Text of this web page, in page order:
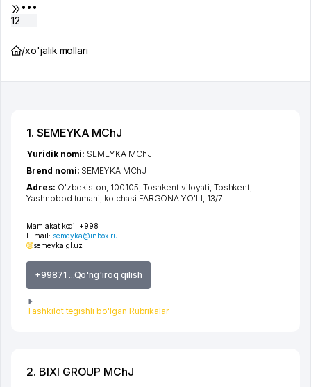
•••
12
/xo'jalik mollari
1. SEMEYKA MChJ
Mamlakat kodi: +998
E-mail: semeyka@inbox.ru
semeyka.gl.uz
+99871 ...Qo'ng'iroq qilish
Tashkilot tegishli bo'lgan Rubrikalar
Yuridik nomi: SEMEYKA MChJ
Brend nomi: SEMEYKA MChJ
Adres: O'zbekiston, 100105, Toshkent viloyati Toshkent
Yashnobod tumani ko'chasi FARGONA YO'LI , 13/7
2. BIXI GROUP MChJ